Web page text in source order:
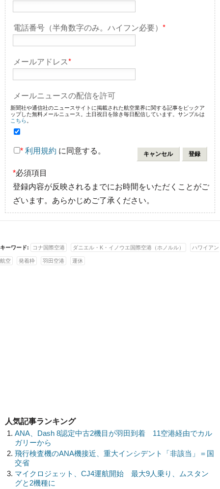
電話番号（半角数字のみ。ハイフン必要） *
メールアドレス*
メールニュースの配信を許可
新聞社や通信社のニュースサイトに掲載された航空業界に関する記事をピックア
ップした無料メールニュース。土日祝日を除き毎日配信しています。サンプルは
こちら
* 利用規約 に同意する。
*必須項目
登録内容が反映されるまでにお時間をいただくことがご
ざいます。あらかじめご了承ください。
キーワード: コナ国際空港 ダニエル・K・イノウエ国際空港（ホノルル） ハワイアン
航空 発着枠 羽田空港 運休
人気記事ランキング
ANA、Dash 8認定中古2機目が羽田到着 11空港経由でカル
ガリーから
飛行検査機のANA機接近、重大インシデント「非該当」＝国
交省
マイクロジェット、CJ4運航開始 最大9人乗り、ムスタン
グと2機種に